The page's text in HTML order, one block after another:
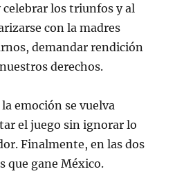
los triunfos y al
con la madres
demandar rendición
derechos.
emoción se vuelva
el juego sin ignorar lo
Finalmente, en las dos
que gane México.